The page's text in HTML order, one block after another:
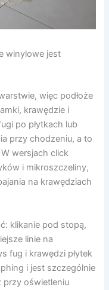
winylowe jest
więc podłoże
krawędzie i
po płytkach lub
przy chodzeniu, a to
wersjach click
i mikroszczeliny,
na krawędziach
klikanie pod stopą,
linie na
fug i krawędzi płytek
i jest szczególnie
przy oświetleniu